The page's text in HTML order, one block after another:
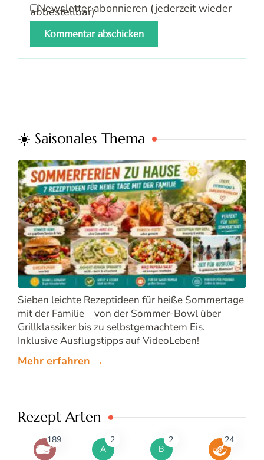
Newsletter abonnieren (jederzeit wieder
abbestellbar)
☀️ Saisonales Thema
Sieben leichte Rezeptideen für heiße Sommertage
mit der Familie – von der Sommer-Bowl über
Grillklassiker bis zu selbstgemachtem Eis.
Inklusive Ausflugstipps auf VideoLeben!
Mehr erfahren →
Rezept Arten
189
A
2
B
2 24